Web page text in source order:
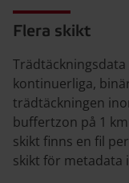
Flera skikt
kontinuerliga,
trädtäckningen
buffertzon på 1
skikt finns en fil
skikt för metadata